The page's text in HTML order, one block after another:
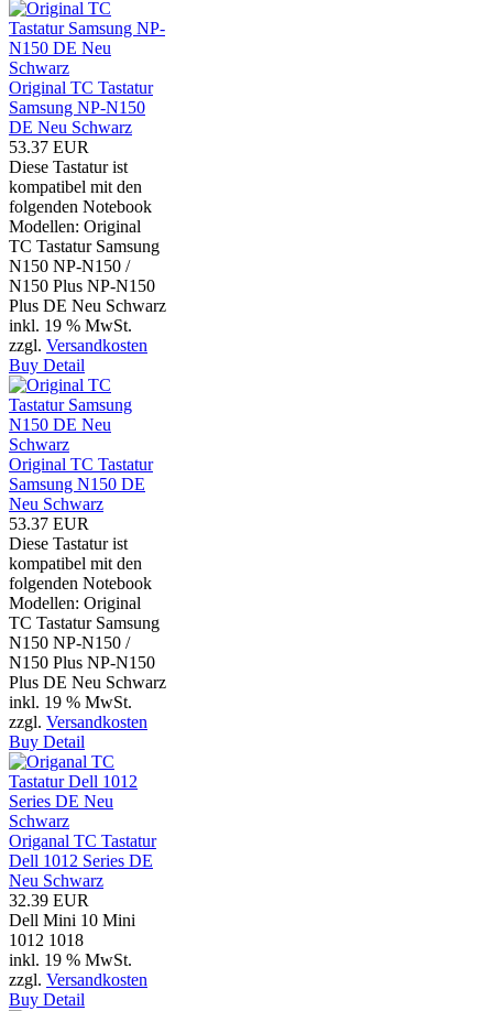
Original TC Tastatur
Samsung NP-N150
DE Neu Schwarz
53.37 EUR
Diese Tastatur ist
kompatibel mit den
folgenden Notebook
Modellen: Original
TC Tastatur Samsung
N150 NP-N150 /
N150 Plus NP-N150
Plus DE Neu Schwarz
inkl. 19 % MwSt.
zzgl. Versandkosten
Buy Detail
Original TC Tastatur
Samsung N150 DE
Neu Schwarz
53.37 EUR
Diese Tastatur ist
kompatibel mit den
folgenden Notebook
Modellen: Original
TC Tastatur Samsung
N150 NP-N150 /
N150 Plus NP-N150
Plus DE Neu Schwarz
inkl. 19 % MwSt.
zzgl. Versandkosten
Buy Detail
Origanal TC Tastatur
Dell 1012 Series DE
Neu Schwarz
32.39 EUR
Dell Mini 10 Mini
1012 1018
inkl. 19 % MwSt.
zzgl. Versandkosten
Buy Detail